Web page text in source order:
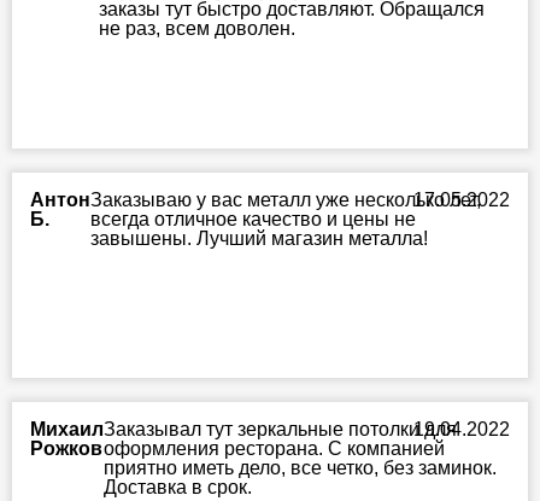
заказы тут быстро доставляют. Обращался
не раз, всем доволен.
Антон
Б.
17.05.2022
Заказываю у вас металл уже несколько лет,
всегда отличное качество и цены не
завышены. Лучший магазин металла!
Михаил
Рожков
19.04.2022
Заказывал тут зеркальные потолки для
оформления ресторана. С компанией
приятно иметь дело, все четко, без заминок.
Доставка в срок.